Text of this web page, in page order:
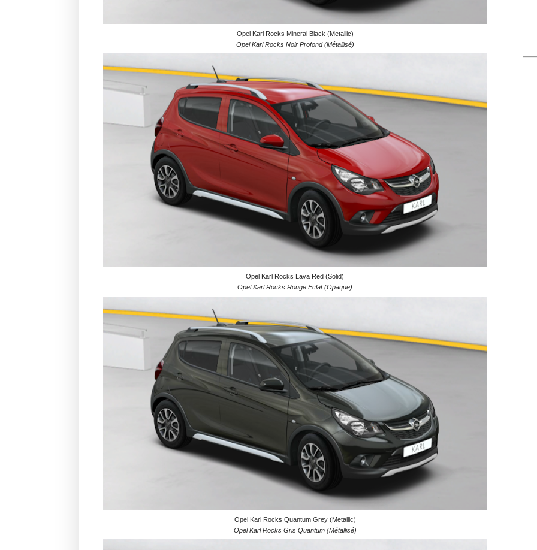
Opel Karl Rocks Mineral Black (Metallic)
Opel Karl Rocks Noir Profond (Métallisé)
Opel Karl Rocks Lava Red (Solid)
Opel Karl Rocks Rouge Eclat (Opaque)
Opel Karl Rocks Quantum Grey (Metallic)
Opel Karl Rocks Gris Quantum (Métallisé)